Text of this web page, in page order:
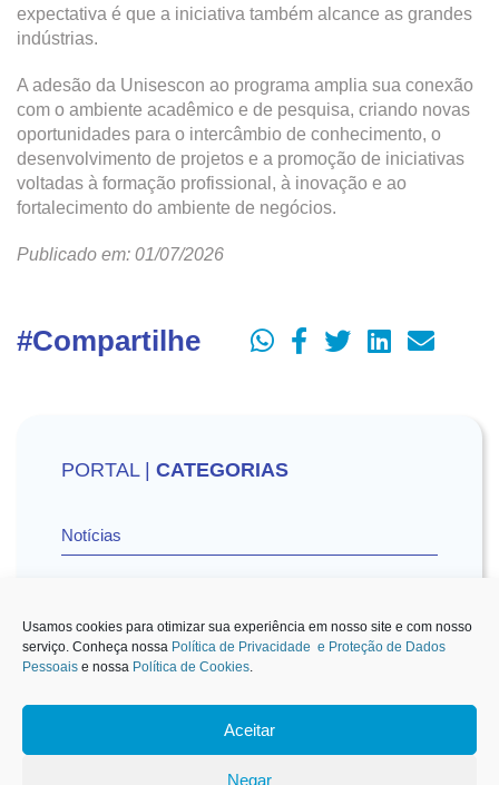
Usamos cookies para otimizar sua experiência em nosso site e com nosso
serviço. Conheça nossa Política de Privacidade e Proteção de Dados
Pessoais e nossa Política de Cookies.
Aceitar
Negar
expectativa é que a iniciativa também alcance as grandes
indústrias.
A adesão da Unisescon ao programa amplia sua conexão
com o ambiente acadêmico e de pesquisa, criando novas
oportunidades para o intercâmbio de conhecimento, o
desenvolvimento de projetos e a promoção de iniciativas
voltadas à formação profissional, à inovação e ao
fortalecimento do ambiente de negócios.
Publicado em: 01/07/2026
#Compartilhe
PORTAL | CATEGORIAS
Notícias